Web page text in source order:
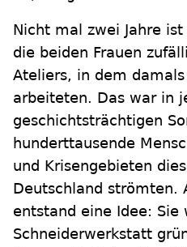
Nicht mal zwei Jahre
die beiden Frauen
Ateliers, in dem
arbeiteten. Das war in
geschichtsträchtigen
hunderttausende
und Krisengebieten
Deutschland strömten.
entstand eine Idee: Sie
Schneiderwerkstatt